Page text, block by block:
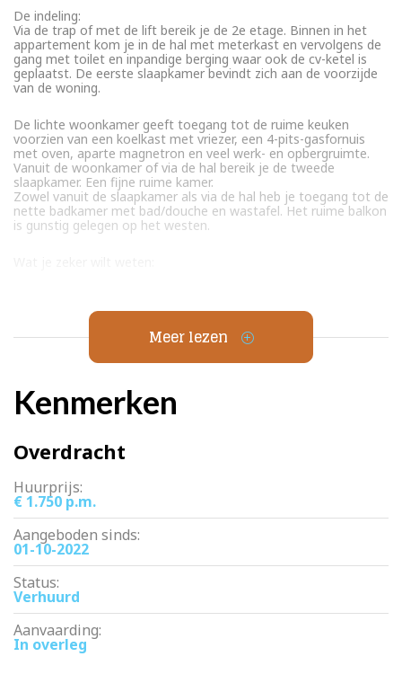
De indeling:
Via de trap of met de lift bereik je de 2e etage. Binnen in het
appartement kom je in de hal met meterkast en vervolgens de
gang met toilet en inpandige berging waar ook de cv-ketel is
geplaatst. De eerste slaapkamer bevindt zich aan de voorzijde
van de woning.
De lichte woonkamer geeft toegang tot de ruime keuken
voorzien van een koelkast met vriezer, een 4-pits-gasfornuis
met oven, aparte magnetron en veel werk- en opbergruimte.
Vanuit de woonkamer of via de hal bereik je de tweede
slaapkamer. Een fijne ruime kamer.
Zowel vanuit de slaapkamer als via de hal heb je toegang tot de
nette badkamer met bad/douche en wastafel. Het ruime balkon
is gunstig gelegen op het westen.
– ruime woonkamer met balkon op het westen
– per direct beschikbaar
– huurperiode in overleg
Meer lezen
Kenmerken
Overdracht
Huurprijs:
€ 1.750 p.m.
Aangeboden sinds:
01-10-2022
Status:
Verhuurd
Aanvaarding:
In overleg